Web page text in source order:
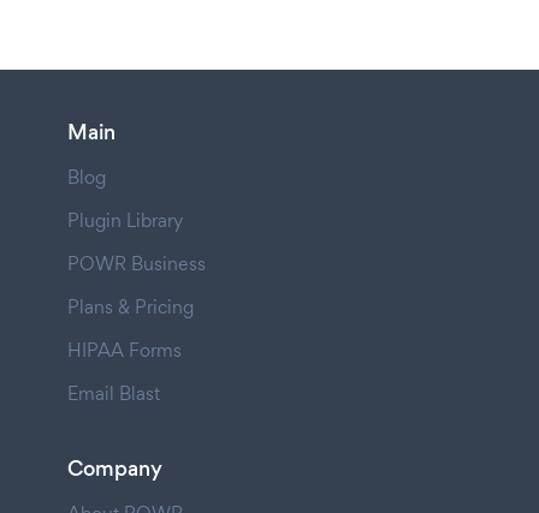
Main
Blog
Plugin Library
POWR Business
Plans & Pricing
HIPAA Forms
Email Blast
Company